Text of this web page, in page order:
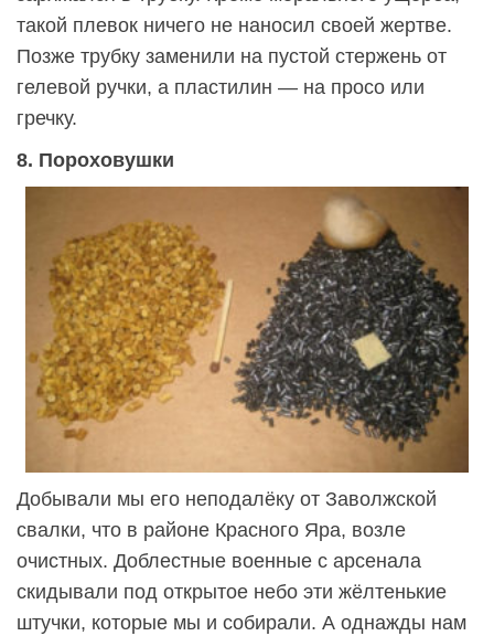
такой плевок ничего не наносил своей жертве.
Позже трубку заменили на пустой стержень от
гелевой ручки, а пластилин — на просо или
гречку.
8. Пороховушки
Добывали мы его неподалёку от Заволжской
свалки, что в районе Красного Яра, возле
очистных. Доблестные военные с арсенала
скидывали под открытое небо эти жёлтенькие
штучки, которые мы и собирали. А однажды нам